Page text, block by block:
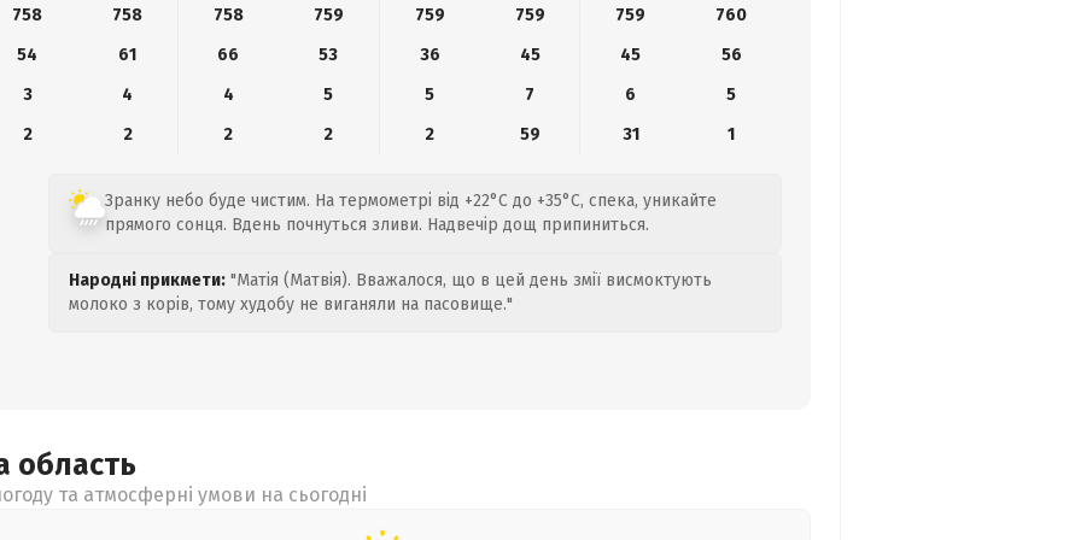
758 758 758 759 759 759 759
760
54
61 66 53 36 45 45
56
3
4 4 5 5 7 6
5
2
2 2 2 2 59 31 1
Зранку небо буде чистим. На термометрі від +22°C до +35°C, спека, уникайте
прямого сонця. Вдень почнуться зливи. Надвечір дощ припиниться.
Народні прикмети: "Матія (Матвія). Вважалося, що в цей день змії висмоктують
молоко з корів, тому худобу не виганяли на пасовище."
область
та атмосферні умови на сьогодні